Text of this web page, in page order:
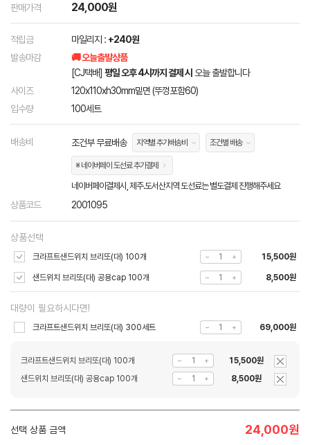
판매가격 24,000원
적립금 마일리지 : +240원
발송마감
🚚 오늘출발상품
[CJ택배] 평일 오후 4시까지 결제 시 오늘 출발합니다
사이즈
120x110xh30mm밑면 (뚜껑포함60)
입수량
100세트
배송비 조건부 무료배송 지역별 추가배송비 조건별 배송
※ 네이버페이 도선료 추가결제
네이버페이결제시, 제주.도서산지역 도선료는 별도결제 진행해주세요
상품코드 2001095
상품선택
크라프트샌드위치 브리또(대) 100개 15,500원
샌드위치 브리또(대) 공용cap 100개 8,500원
대량이 필요하시다면!
크라프트샌드위치 브리또(대) 300세트 69,000원
크라프트샌드위치 브리또(대) 100개
15,500원
샌드위치 브리또(대) 공용cap 100개
8,500원
선택 상품 금액 24,000원